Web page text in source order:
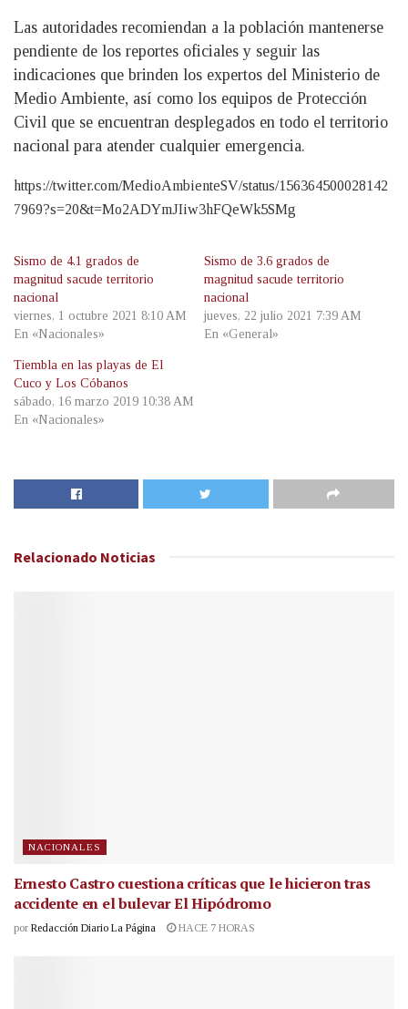
Las autoridades recomiendan a la población mantenerse
pendiente de los reportes oficiales y seguir las
indicaciones que brinden los expertos del Ministerio de
Medio Ambiente, así como los equipos de Protección
Civil que se encuentran desplegados en todo el territorio
nacional para atender cualquier emergencia.
https://twitter.com/MedioAmbienteSV/status/156364500028142
7969?s=20&t=Mo2ADYmJIiw3hFQeWk5SMg
Sismo de 4.1 grados de
magnitud sacude territorio
nacional
viernes, 1 octubre 2021 8:10 AM
En «Nacionales»
Sismo de 3.6 grados de
magnitud sacude territorio
nacional
jueves, 22 julio 2021 7:39 AM
En «General»
Tiembla en las playas de El
Cuco y Los Cóbanos
sábado, 16 marzo 2019 10:38 AM
En «Nacionales»
Relacionado Noticias
NACIONALES
Ernesto Castro cuestiona críticas que le hicieron tras
accidente en el bulevar El Hipódromo
por Redacción Diario La Página HACE 7 HORAS